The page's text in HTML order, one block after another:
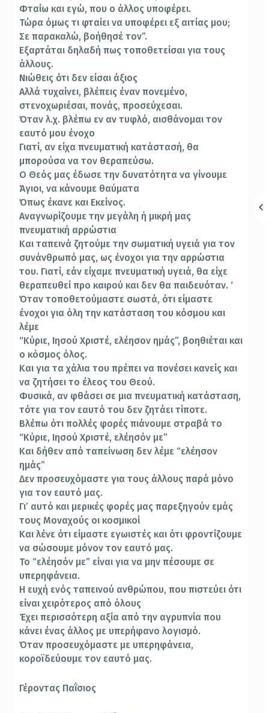
Φταίω και εγώ, που ο άλλος υποφέρει.
Τώρα όμως τι φταίει να υποφέρει εξ αιτίας μου;
Σε παρακαλώ, βοήθησέ τον”.
Εξαρτάται δηλαδή πως τοποθετείσαι για τους
άλλους.
Νιώθεις ότι δεν είσαι άξιος
Αλλά τυχαίνει, βλέπεις έναν πονεμένο,
στενοχωριέσαι, πονάς, προσεύχεσαι.
Όταν λ.χ. βλέπω εν αν τυφλό, αισθάνομαι τον
εαυτό μου ένοχο
Γιατί, αν είχα πνευματική κατάστασή, θα
μπορούσα να τον θεραπεύσω.
Ο Θεός μας έδωσε την δυνατότητα να γίνουμε
Άγιοι, να κάνουμε θαύματα
Όπως έκανε και Εκείνος.
Αναγνωρίζουμε την μεγάλη ή μικρή μας
πνευματική αρρώστια
Και ταπεινά ζητούμε την σωματική υγειά για τον
συνάνθρωπό μας, ως ένοχοι για την αρρώστια
του. Γιατί, εάν είχαμε πνευματική υγειά, θα είχε
θεραπευθεί προ καιρού και δεν θα παιδευόταν. ‘
Όταν τοποθετούμαστε σωστά, ότι είμαστε
ένοχοι για όλη την κατάσταση του κόσμου και
λέμε
“Κύριε, Ιησού Χριστέ, ελέησον ημάς”, βοηθιέται και
ο κόσμος όλος.
Και για τα χάλια του πρέπει να πονέσει κανείς και
να ζητήσει το έλεος του Θεού.
Φυσικά, αν φθάσει σε μια πνευματική κατάσταση,
τότε για τον εαυτό του δεν ζητάει τίποτε.
Βλέπω ότι πολλές φορές πιάνουμε στραβά το
“Κύριε, Ιησού Χριστέ, ελέησόν με”
Και δήθεν από ταπείνωση δεν λέμε “ελέησον
ημάς”
Δεν προσευχόμαστε για τους άλλους παρά μόνο
για τον εαυτό μας.
Γι’ αυτό και μερικές φορές μας παρεξηγούν εμάς
τους Μοναχούς οι κοσμικοί
Και λένε ότι είμαστε εγωιστές και ότι φροντίζουμε
να σώσουμε μόνον τον εαυτό μας.
Το “ελέησόν με” είναι για να μην πέσουμε σε
υπερηφάνεια.
Η ευχή ενός ταπεινού ανθρώπου, που πιστεύει ότι
είναι χειρότερος από όλους
Έχει περισσότερη αξία από την αγρυπνία που
κάνει ένας άλλος με υπερήφανο λογισμό.
Όταν προσευχόμαστε με υπερηφάνεια,
κοροϊδεύουμε τον εαυτό μας.
Γέροντας Παΐσιος